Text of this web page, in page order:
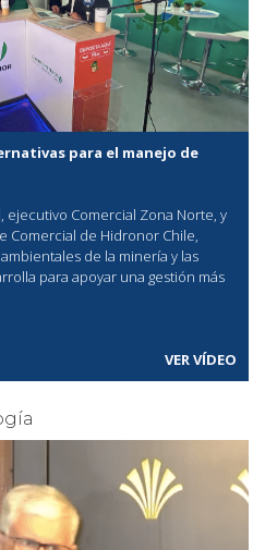
para el manejo de
, ejecutivo Comercial Zona Norte, y
Comercial de Hidronor Chile,
de la minería y las
para apoyar una gestión más
VER VÍDEO